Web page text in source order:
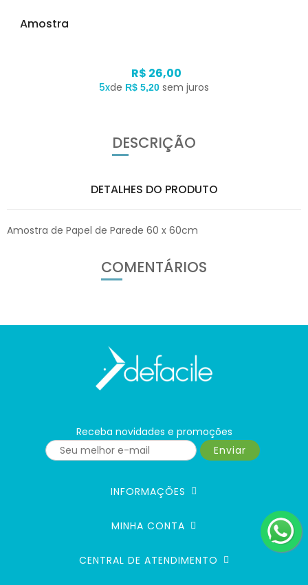
Amostra
R$ 26,00
5xde R$ 5,20 sem juros
DESCRIÇÃO
DETALHES DO PRODUTO
Amostra de Papel de Parede 60 x 60cm
COMENTÁRIOS
Receba novidades e promoções
Enviar
INFORMAÇÕES
MINHA CONTA
CENTRAL DE ATENDIMENTO